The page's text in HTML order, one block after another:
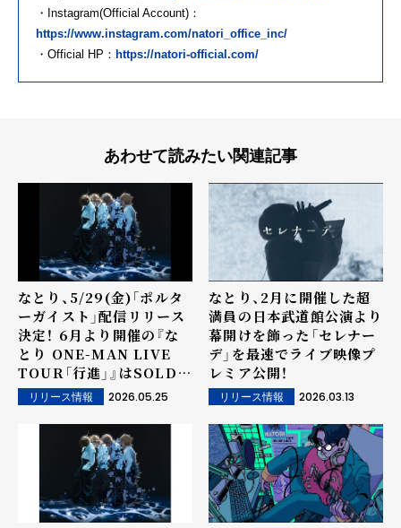
・Instagram(Official Account)：
https://www.instagram.com/natori_office_inc/
・Official HP： https://natori-official.com/
あわせて読みたい関連記事
なとり、5/29(金)「ポルタ
ーガイスト」配信リリース
決定！ 6月より開催の『な
とり ONE-MAN LIVE
TOUR「行進」』はSOLD
OUT続出、 追加公演かつ
ツアーファイナルの、東京
ガーデンシアター公演の一
般発売が開始！ （本人コメ
ントあり）
リリース情報 2026.05.25
なとり、2月に開催した超
満員の日本武道館公演より
幕開けを飾った「セレナー
デ」を最速でライブ映像プ
レミア公開！
リリース情報 2026.03.13